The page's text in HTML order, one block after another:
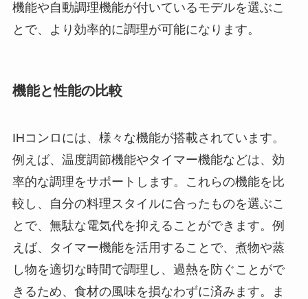
機能や自動調理機能が付いているモデルを選ぶこ
とで、より効率的に調理が可能になります。
機能と性能の比較
IHコンロには、様々な機能が搭載されています。
例えば、温度調節機能やタイマー機能などは、効
率的な調理をサポートします。これらの機能を比
較し、自分の料理スタイルに合ったものを選ぶこ
とで、無駄な電気代を抑えることができます。例
えば、タイマー機能を活用することで、煮物や蒸
し物を適切な時間で調理し、過熱を防ぐことがで
きるため、食材の風味を損なわずに済みます。ま